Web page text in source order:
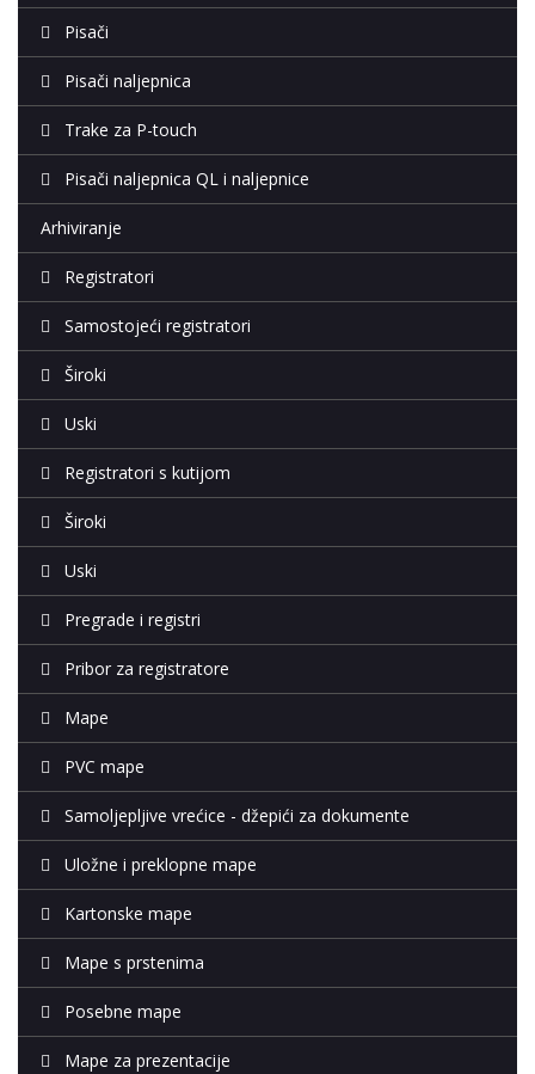
Pisači
Pisači naljepnica
Trake za P-touch
Pisači naljepnica QL i naljepnice
Arhiviranje
Registratori
Samostojeći registratori
Široki
Uski
Registratori s kutijom
Široki
Uski
Pregrade i registri
Pribor za registratore
Mape
PVC mape
Samoljepljive vrećice - džepići za dokumente
Uložne i preklopne mape
Kartonske mape
Mape s prstenima
Posebne mape
Mape za prezentacije